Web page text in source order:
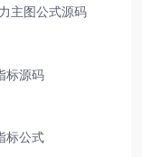
主图公式源码
标源码
标公式